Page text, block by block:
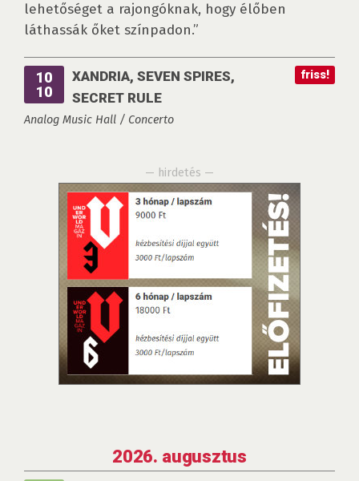
lehetőséget a rajongóknak, hogy élőben
láthassák őket színpadon.”
10
10
friss!
XANDRIA, SEVEN SPIRES,
SECRET RULE
Analog Music Hall / Concerto
— hirdetés —
2026. augusztus